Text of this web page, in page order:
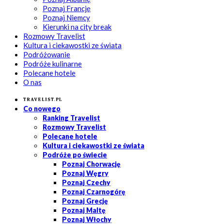
Poznaj Francję
Poznaj Niemcy
Kierunki na city break
Rozmowy Travelist
Kultura i ciekawostki ze świata
Podróżowanie
Podróże kulinarne
Polecane hotele
O nas
Travelist.pl
Co nowego
Ranking Travelist
Rozmowy Travelist
Polecane hotele
Kultura i ciekawostki ze świata
Podróże po świecie
Poznaj Chorwację
Poznaj Węgry
Poznaj Czechy
Poznaj Czarnogórę
Poznaj Grecję
Poznaj Maltę
Poznaj Włochy